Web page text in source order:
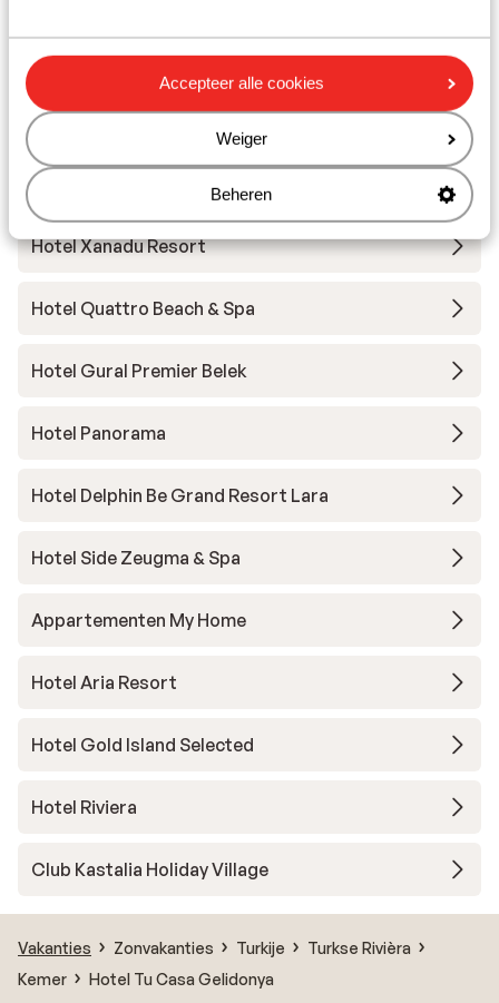
Accepteer alle cookies
Weiger
Beheren
Hotel Voyage Sorgun
Hotel Seaden Quality Resort & Spa
Hotel Elysee Rive
Hotel Xanadu Resort
Hotel Quattro Beach & Spa
Hotel Gural Premier Belek
Hotel Panorama
Hotel Delphin Be Grand Resort Lara
Hotel Side Zeugma & Spa
Appartementen My Home
Hotel Aria Resort
Hotel Gold Island Selected
Hotel Riviera
Club Kastalia Holiday Village
Vakanties Zonvakanties Turkije
Turkse Rivièra
Kemer
Hotel Tu Casa Gelidonya